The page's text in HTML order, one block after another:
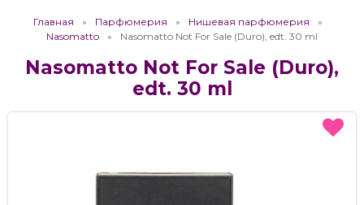
Главная Парфюмерия
Нишевая парфюмерия
Nasomatto
Nasomatto Not For Sale (Duro), edt. 30 ml
Nasomatto Not For Sale (Duro),
edt. 30 ml